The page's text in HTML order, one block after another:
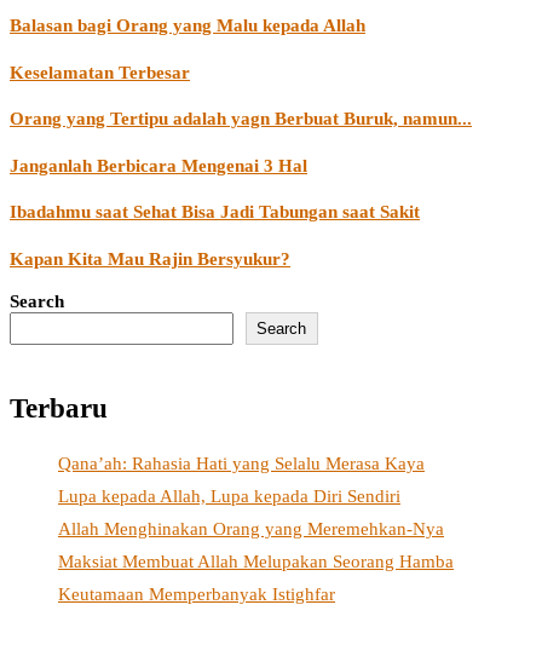
Balasan bagi Orang yang Malu kepada Allah
Keselamatan Terbesar
Orang yang Tertipu adalah yagn Berbuat Buruk, namun...
Janganlah Berbicara Mengenai 3 Hal
Ibadahmu saat Sehat Bisa Jadi Tabungan saat Sakit
Kapan Kita Mau Rajin Bersyukur?
Search
Search
Terbaru
Qana’ah: Rahasia Hati yang Selalu Merasa Kaya
Lupa kepada Allah, Lupa kepada Diri Sendiri
Allah Menghinakan Orang yang Meremehkan-Nya
Maksiat Membuat Allah Melupakan Seorang Hamba
Keutamaan Memperbanyak Istighfar